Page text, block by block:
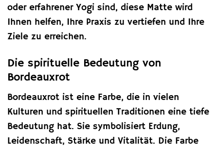
oder erfahrener Yogi sind, diese Matte wird
Ihnen helfen, Ihre Praxis zu vertiefen und Ihre
Ziele zu erreichen.
Die spirituelle Bedeutung von
Bordeauxrot
Bordeauxrot ist eine Farbe, die in vielen
Kulturen und spirituellen Traditionen eine tiefe
Bedeutung hat. Sie symbolisiert Erdung,
Leidenschaft, Stärke und Vitalität. Die Farbe